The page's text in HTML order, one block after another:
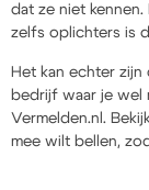
dat ze niet
zelfs oplichters is
Het kan echter
bedrijf waar je wel
Vermelden.nl.
mee wilt bellen,